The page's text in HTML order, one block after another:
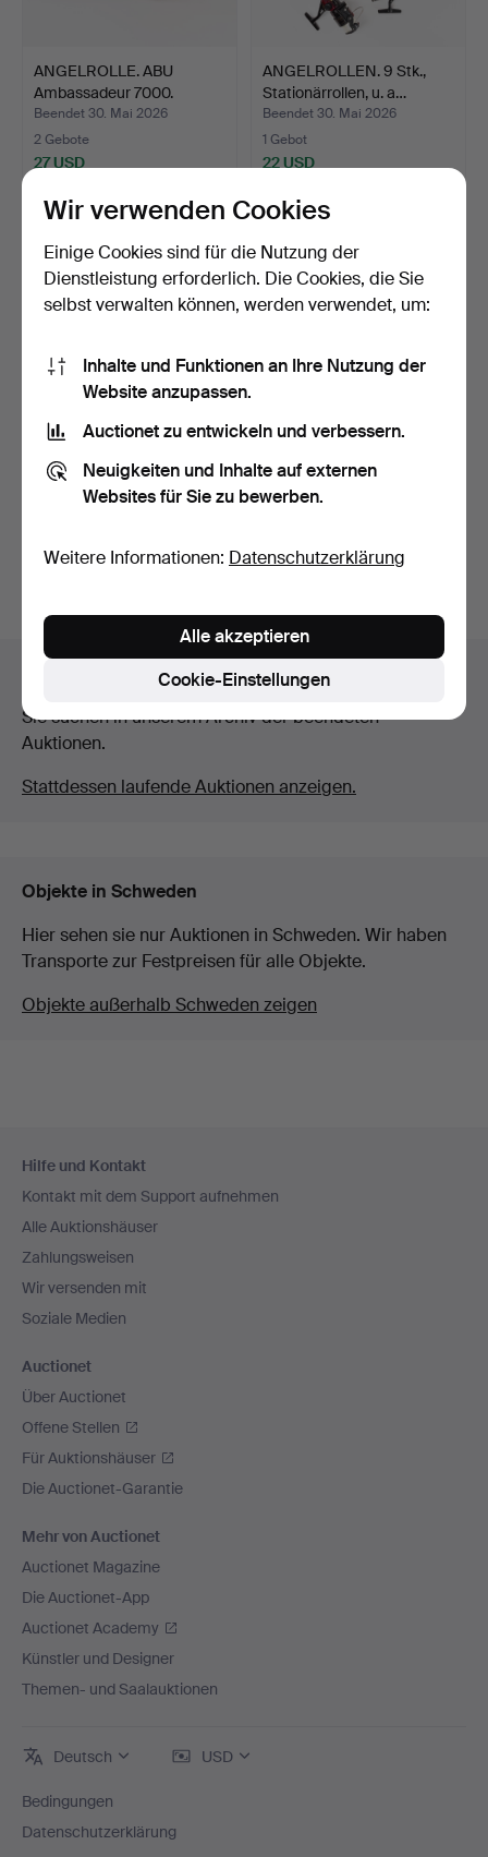
ANGELROLLE. ABU
Ambassadeur 7000.
Beendet 30. Mai 2026
2 Gebote
27 USD
ANGELROLLEN. 9 Stk.,
Stationärrollen, u. a…
Beendet 30. Mai 2026
1 Gebot
22 USD
ANGELRUTEN MIT
ROLLEN. 4 Stk., u. a. ABU.
Beendet 25. Mai 2026
7 Gebote
ANGELRUTEN. 8 Stk., u. a.
ABU, Ron Thompso…
Beendet 25. Mai 2026
1 Gebot
Sie suchen in unserem Archiv der beendeten
Auktionen.
Stattdessen laufende Auktionen anzeigen.
Objekte in Schweden
Hier sehen sie nur Auktionen in Schweden. Wir haben
Transporte zur Festpreisen für alle Objekte.
Objekte außerhalb Schweden zeigen
Navigation
Hilfe und Kontakt
Kontakt mit dem Support aufnehmen
Alle Auktionshäuser
Zahlungsweisen
Wir versenden mit
Soziale Medien
Auctionet
Über Auctionet
Offene Stellen
Für Auktionshäuser
Die Auctionet-Garantie
Mehr von Auctionet
Auctionet Magazine
Die Auctionet-App
Auctionet Academy
Künstler und Designer
Themen- und Saalauktionen
Deutsch USD
Bedingungen
Datenschutzerklärung
Wir verwenden Cookies
Einige Cookies sind für die Nutzung der
Dienstleistung erforderlich. Die Cookies, die Sie
selbst verwalten können, werden verwendet, um:
Inhalte und Funktionen an Ihre Nutzung der
Website anzupassen.
Auctionet zu entwickeln und verbessern.
Neuigkeiten und Inhalte auf externen
Websites für Sie zu bewerben.
Weitere Informationen: Datenschutzerklärung
Cookie-Einstellungen
Alle akzeptieren